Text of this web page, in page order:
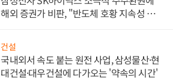
해외 증권가 비판, "반도체 호황 지속성 의
건설
국내외서 속도 붙는 원전 사업, 삼성물산·현
대건설·대우건설에 다가오는 '약속의 시간'